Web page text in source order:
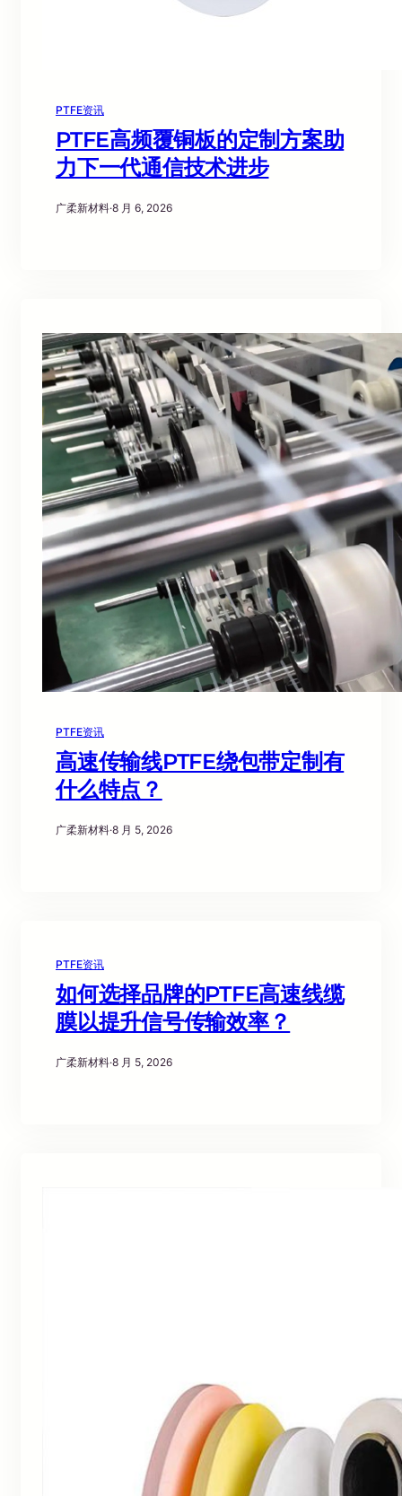
PTFE资讯
PTFE高频覆铜板的定制方案助
力下一代通信技术进步
广柔新材料·8 月 6, 2026
PTFE资讯
高速传输线PTFE绕包带定制有
什么特点？
广柔新材料·8 月 5, 2026
PTFE资讯
如何选择品牌的PTFE高速线缆
膜以提升信号传输效率？
广柔新材料·8 月 5, 2026